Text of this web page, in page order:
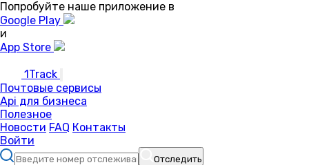
Попробуйте наше приложение в
Google Play
и
App Store
1Track
Почтовые сервисы
Api для бизнеса
Полезное
Новости FAQ Контакты
Войти
Отследить